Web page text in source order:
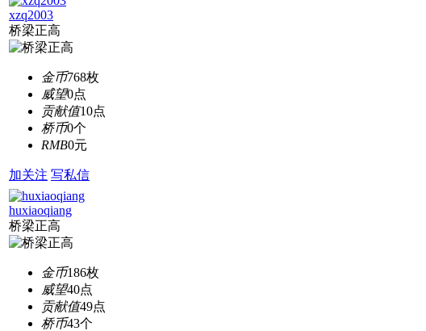
xzq2003
桥梁正高
金币768枚
威望0点
贡献值10点
桥币0个
RMB0元
加关注 写私信
huxiaoqiang
桥梁正高
金币186枚
威望40点
贡献值49点
桥币43个